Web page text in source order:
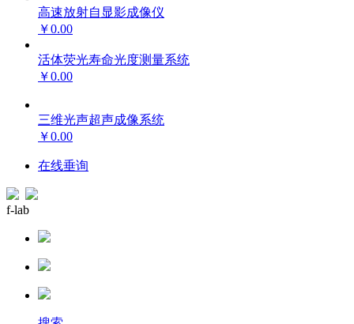
高速放射自显影成像仪
￥0.00
活体荧光寿命光度测量系统
￥0.00
三维光声超声成像系统
￥0.00
在线垂询
f-lab